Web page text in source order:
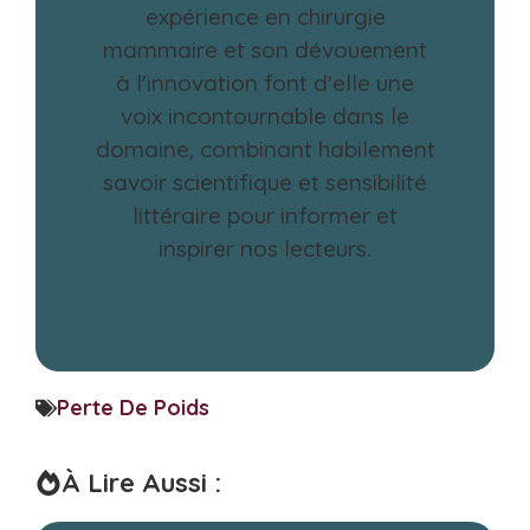
expérience en chirurgie
mammaire et son dévouement
à l'innovation font d'elle une
voix incontournable dans le
domaine, combinant habilement
savoir scientifique et sensibilité
littéraire pour informer et
inspirer nos lecteurs.
Perte De Poids
À Lire Aussi :